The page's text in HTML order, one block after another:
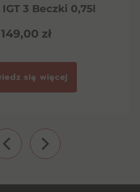
3 Beczki 0,75l
149,00 zł
się więcej